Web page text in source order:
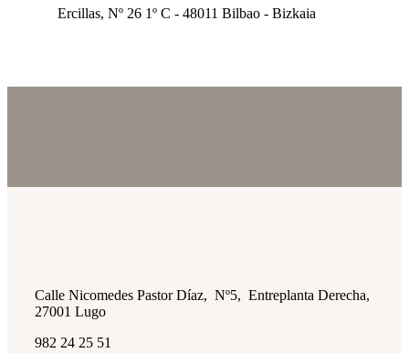
Ercillas, Nº 26 1º C - 48011 Bilbao - Bizkaia
Calle Nicomedes Pastor Díaz, Nº5, Entreplanta Derecha,
27001 Lugo
982 24 25 51